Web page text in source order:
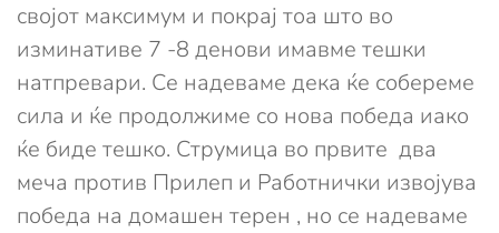
својот максимум и покрај тоа што во
изминативе 7 -8 денови имавме тешки
натпревари. Се надеваме дека ќе собереме
сила и ќе продолжиме со нова победа иако
ќе биде тешко. Струмица во првите два
меча против Прилеп и Работнички извојува
победа на домашен терен , но се надеваме